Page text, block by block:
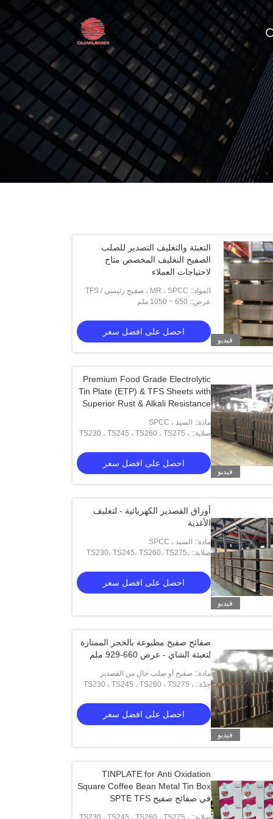
فيديو
فيديو
التعبئة والتغليف التصدير للصلب
الصفيح التغليف المخصص متاح
لاحتياجات العملاء
المواد:: MR ، SPCC ، صفيح رئيسي / TFS
عرض:: 650 ~ 1050 ملم
احصل على افضل سعر
فيديو
Premium Food Grade Electrolytic
Tin Plate (ETP) & TFS Sheets with
Superior Rust & Alkali Resistance
مادة:: السيد ، SPCC
صلابة:: TS230 ، TS245 ، TS260 ، TS275 ،
، Th580 ، Th620
احصل على افضل سعر
فيديو
أوراق القصدير الكهربائية - لتغليف
الأغذية
مادة:: السيد ، SPCC
صلابة:: TS230، TS245، TS260، TS275،
TH580، TH620
احصل على افضل سعر
فيديو
صفائح صفيح مطبوعة بالحجر الممتازة
لتعبئة الشاي - عرض 660-929 ملم
مادة:: صفيح أو صلب خالٍ من القصدير
حِدّة:: TS230 ، TS245 ، TS260 ، TS275 ،
، Th580 ، Th620
احصل على افضل سعر
TINPLATE for Anti Oxidation
Square Coffee Bean Metal Tin Box
في صفائح صفيح SPTE TFS
صلابة:: TS230 ، TS245 ، TS260 ، TS275 ،